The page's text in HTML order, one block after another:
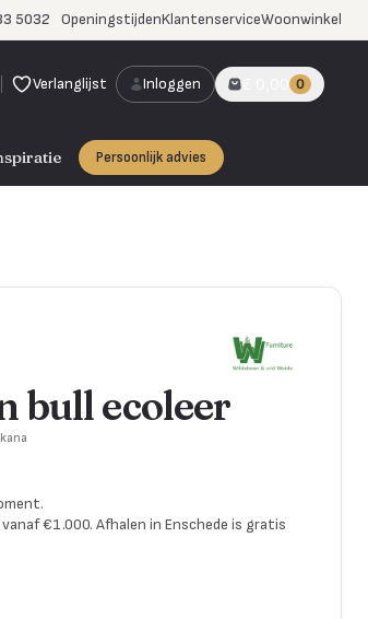
5032 OpeningstijdenKlantenserviceWoonwinkel
Verlanglijst Inloggen € 0,00 0
Persoonlijk advies
bull ecoleer
€1.000. Afhalen in Enschede is gratis